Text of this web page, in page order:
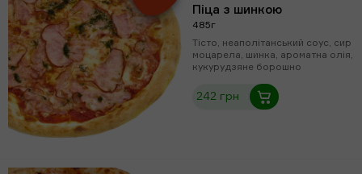
Піца з шинкою
485г
Тісто, неаполітанський соус, сир
моцарела, шинка, ароматна олія,
кукурудзяне борошно
242 грн